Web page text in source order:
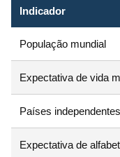
Indicador
População mundial
Expectativa de vida
Países independentes
Expectativa de